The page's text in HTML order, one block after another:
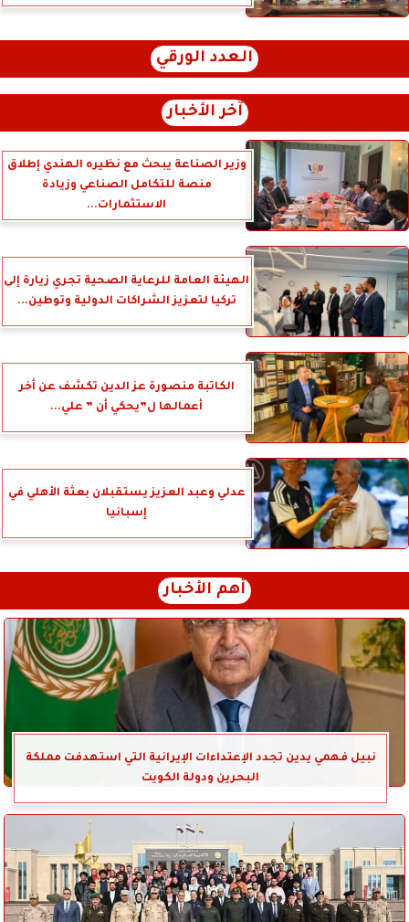
العدد الورقي
آخر الأخبار
وزير الصناعة يبحث مع نظيره الهندي إطلاق
منصة للتكامل الصناعي وزيادة
الاستثمارات...
الهيئة العامة للرعاية الصحية تجري زيارة إلى
تركيا لتعزيز الشراكات الدولية وتوطين...
الكاتبة منصورة عز الدين تكشف عن أخر
أعمالها ل”يحكي أن ” علي...
عدلي وعبد العزيز يستقبلان بعثة الأهلي في
إسبانيا
أهم الأخبار
نبيل فهمي يدين تجدد الإعتداءات الإيرانية التي استهدفت مملكة
البحرين ودولة الكويت